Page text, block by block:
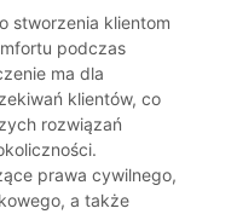
stworzenia klientom
podczas
ma dla
klientów, co
rozwiązań
prawa cywilnego,
a także